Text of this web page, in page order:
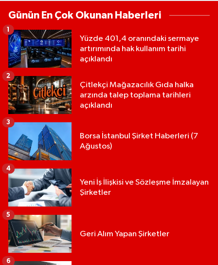
Günün En Çok Okunan Haberleri
Yüzde 401,4 oranındaki sermaye
artırımında hak kullanım tarihi
açıklandı
1
Çitlekçi Mağazacılık Gıda halka
arzında talep toplama tarihleri
açıklandı
2
Borsa İstanbul Şirket Haberleri (7
Ağustos)
3
Yeni İş İlişkisi ve Sözleşme İmzalayan
Şirketler
4
Geri Alım Yapan Şirketler
5
6